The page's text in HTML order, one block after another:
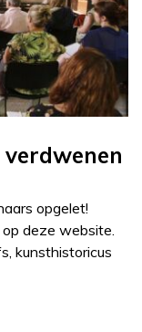
opgelet!
deze website.
kunsthistoricus